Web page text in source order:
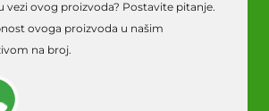
vezi ovog proizvoda? Postavite pitanje.
ovoga proizvoda u našim
na broj.